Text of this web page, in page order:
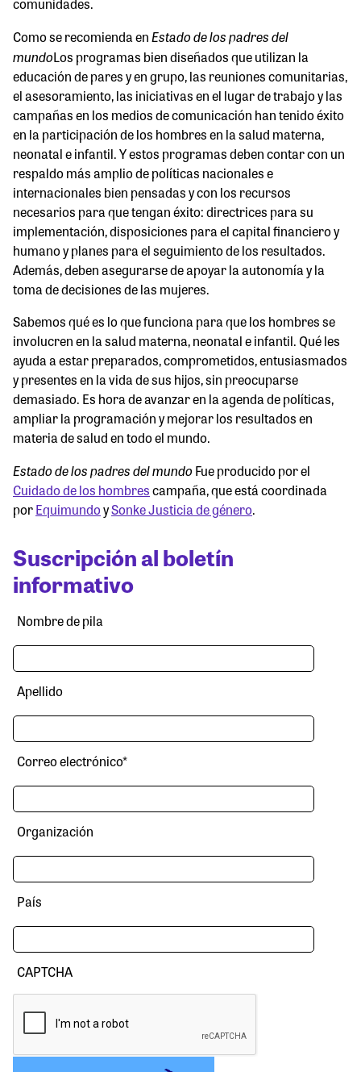
Como se recomienda enEstado de los padres del
mundoLos programas bien diseñados que utilizan la
educación de pares y en grupo, las reuniones comunitarias,
el asesoramiento, las iniciativas en el lugar de trabajo y las
campañas en los medios de comunicación han tenido éxito
en la participación de los hombres en la salud materna,
neonatal e infantil. Y estos programas deben contar con un
respaldo más amplio de políticas nacionales e
internacionales bien pensadas y con los recursos
necesarios para que tengan éxito: directrices para su
implementación, disposiciones para el capital financiero y
humano y planes para el seguimiento de los resultados.
Además, deben asegurarse de apoyar la autonomía y la
toma de decisiones de las mujeres.
Sabemos qué es lo que funciona para que los hombres se
involucren en la salud materna, neonatal e infantil. Qué les
ayuda a estar preparados, comprometidos, entusiasmados
y presentes en la vida de sus hijos, sin preocuparse
demasiado. Es hora de avanzar en la agenda de políticas,
ampliar la programación y mejorar los resultados en
materia de salud en todo el mundo.
Estado de los padres del mundo Fue producido por el
Cuidado de los hombrescampaña, que está coordinada
porEquimundoySonke Justicia de género.
Suscripción al boletín
informativo
Nombre de pila
Apellido
Correo electrónico*
Organización
País
CAPTCHA